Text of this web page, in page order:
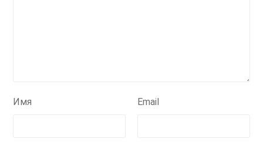
Имя Email